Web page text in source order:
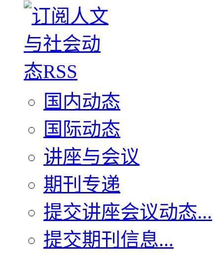
国内动态
国际动态
讲座与会议
期刊专递
提交讲座会议动态...
提交期刊信息...